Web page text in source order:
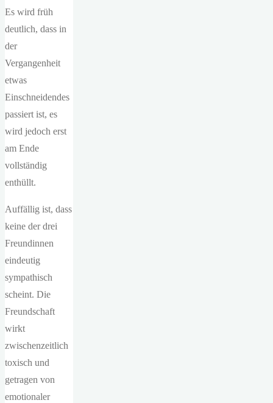
Es wird früh
deutlich, dass in
der
Vergangenheit
etwas
Einschneidendes
passiert ist, es
wird jedoch erst
am Ende
vollständig
enthüllt.
Auffällig ist, dass
keine der drei
Freundinnen
eindeutig
sympathisch
scheint. Die
Freundschaft
wirkt
zwischenzeitlich
toxisch und
getragen von
emotionaler